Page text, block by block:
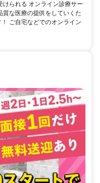
られる オンライン診療サー
質な医療の提供をしていくた
ご自宅などでのオンライン